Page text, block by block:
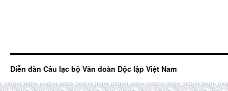
Diễn đàn Câu lạc bộ Văn đoàn Độc lập Việt Nam